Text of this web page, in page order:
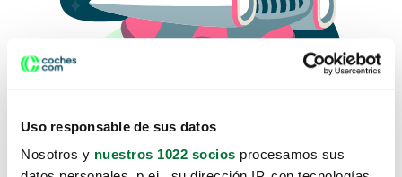
Uso responsable de sus datos
Nosotros y nuestros 1022 socios procesamos sus